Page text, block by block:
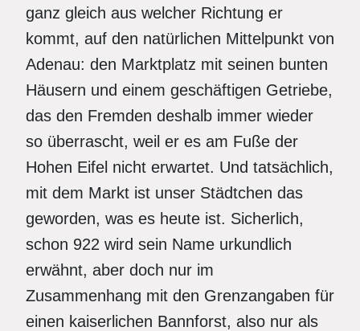
ganz gleich aus welcher Richtung er
kommt, auf den natürlichen Mittelpunkt von
Adenau: den Marktplatz mit seinen bunten
Häusern und einem geschäftigen Getriebe,
das den Fremden deshalb immer wieder
so überrascht, weil er es am Fuße der
Hohen Eifel nicht erwartet. Und tatsächlich,
mit dem Markt ist unser Städtchen das
geworden, was es heute ist. Sicherlich,
schon 922 wird sein Name urkundlich
erwähnt, aber doch nur im
Zusammenhang mit den Grenzangaben für
einen kaiserlichen Bannforst, also nur als